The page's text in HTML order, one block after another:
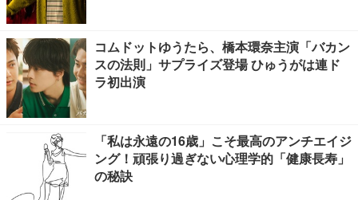
コムドットゆうたら、橋本環奈主演「バカン
スの法則」サプライズ登場 ひゅうがは連ド
ラ初出演
「私は永遠の16歳」こそ最高のアンチエイジ
ング！頑張り過ぎない心理学的「健康長寿」
の秘訣